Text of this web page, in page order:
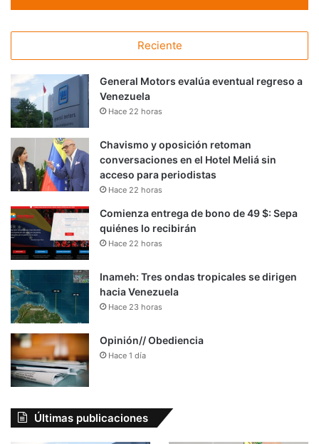
Reciente
General Motors evalúa eventual regreso a
Venezuela
Hace 22 horas
Chavismo y oposición retoman
conversaciones en el Hotel Meliá sin
acceso para periodistas
Hace 22 horas
Comienza entrega de bono de 49 $: Sepa
quiénes lo recibirán
Hace 22 horas
Inameh: Tres ondas tropicales se dirigen
hacia Venezuela
Hace 23 horas
Opinión// Obediencia
Hace 1 día
Últimas publicaciones